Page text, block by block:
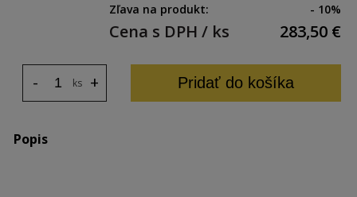
Zľava na produkt: - 10%
Cena s DPH / ks 283,50 €
ks +
- Pridať do košíka
Popis